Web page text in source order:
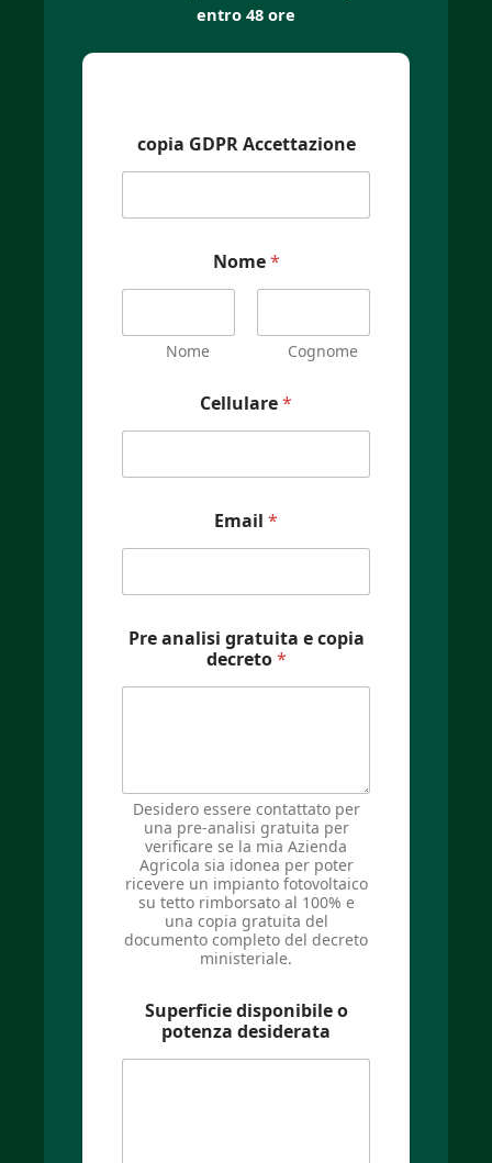
entro 48 ore
copia GDPR Accettazione
Nome*
Nome Cognome
Cellulare*
Email *
Pre analisi gratuita e copia
decreto*
Desidero essere contattato per
una pre-analisi gratuita per
verificare se la mia Azienda
Agricola sia idonea per poter
ricevere un impianto fotovoltaico
su tetto rimborsato al 100% e
una copia gratuita del
documento completo del decreto
ministeriale.
Superficie disponibile o
potenza desiderata